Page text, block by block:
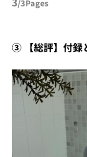
/3Pages
③ 【総評】付録